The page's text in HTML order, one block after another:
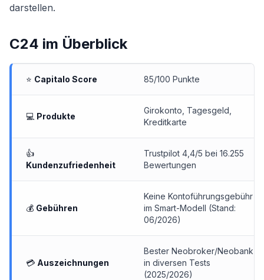
darstellen.
C24 im Überblick
⭐ Capitalo Score 85/100 Punkte
💻 Produkte
Girokonto, Tagesgeld
Kreditkarte
👍
Kundenzufriedenheit
Trustpilot 4,4/5 bei 16.255
Bewertungen
💰 Gebühren
Keine Kontoführungsgebühr
im Smart-Modell (Stand:
06/2026)
💳 Auszeichnungen
Bester Neobroker/Neobank
in diversen Tests
(2025/2026)